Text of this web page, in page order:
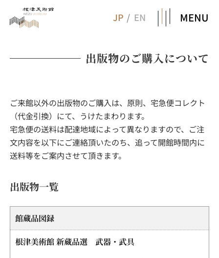
JP EN MENU
出版物のご購入について
ご来館以外の出版物のご購入は、原則、宅急便コレクト
（代金引換）にて、うけたまわります。
宅急便の送料は配達地域によって異なりますので、ご注
文内容を以下にご連絡頂いたのち、追って開館時間内に
送料等をご案内させて頂きます。
出版物一覧
館蔵品図録
根津美術館 新蔵品選 武器・武具